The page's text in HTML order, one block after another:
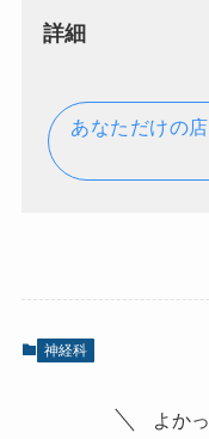
詳細
あなただけの
神経科
よか